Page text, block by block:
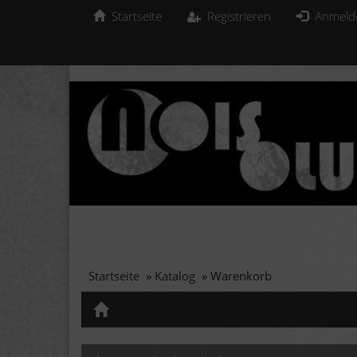
Startseite Registrieren
Startseite » Katalog » Warenkorb